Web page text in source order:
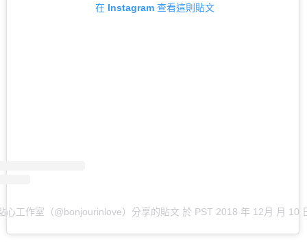
在 Instagram 查看這則貼文
心工作室（@bonjourinlove）分享的貼文 於 PST 2018 年 12月 月 10